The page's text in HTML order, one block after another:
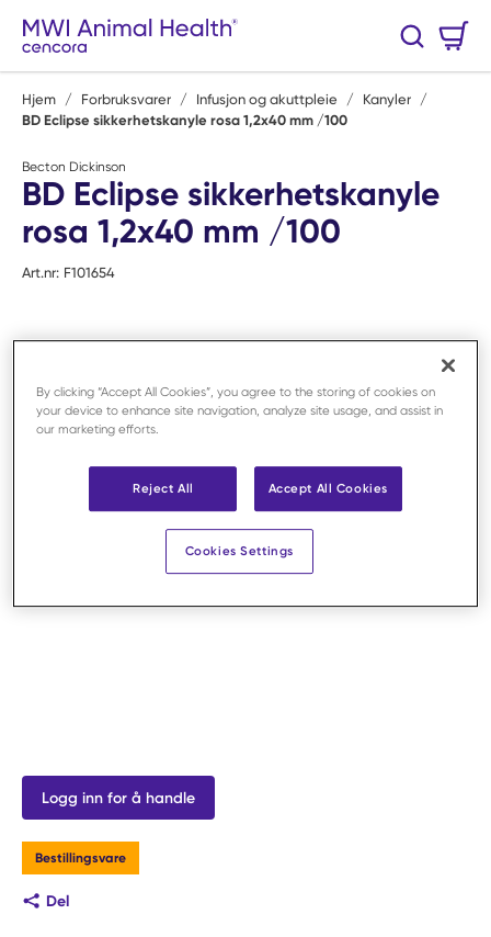
Hopp til hovedinnhold
Søk
Hjem / Forbruksvarer / Infusjon og akuttpleie / Kanyler /
BD Eclipse sikkerhetskanyle rosa 1,2x40 mm /100
Becton Dickinson
BD Eclipse sikkerhetskanyle
rosa 1,2x40 mm /100
Art.nr: F101654
Logg inn for å handle
Bestillingsvare
Del
By clicking “Accept All Cookies”, you agree to the storing of cookies on
your device to enhance site navigation, analyze site usage, and assist in
our marketing efforts.
Reject All Accept All Cookies
Cookies Settings